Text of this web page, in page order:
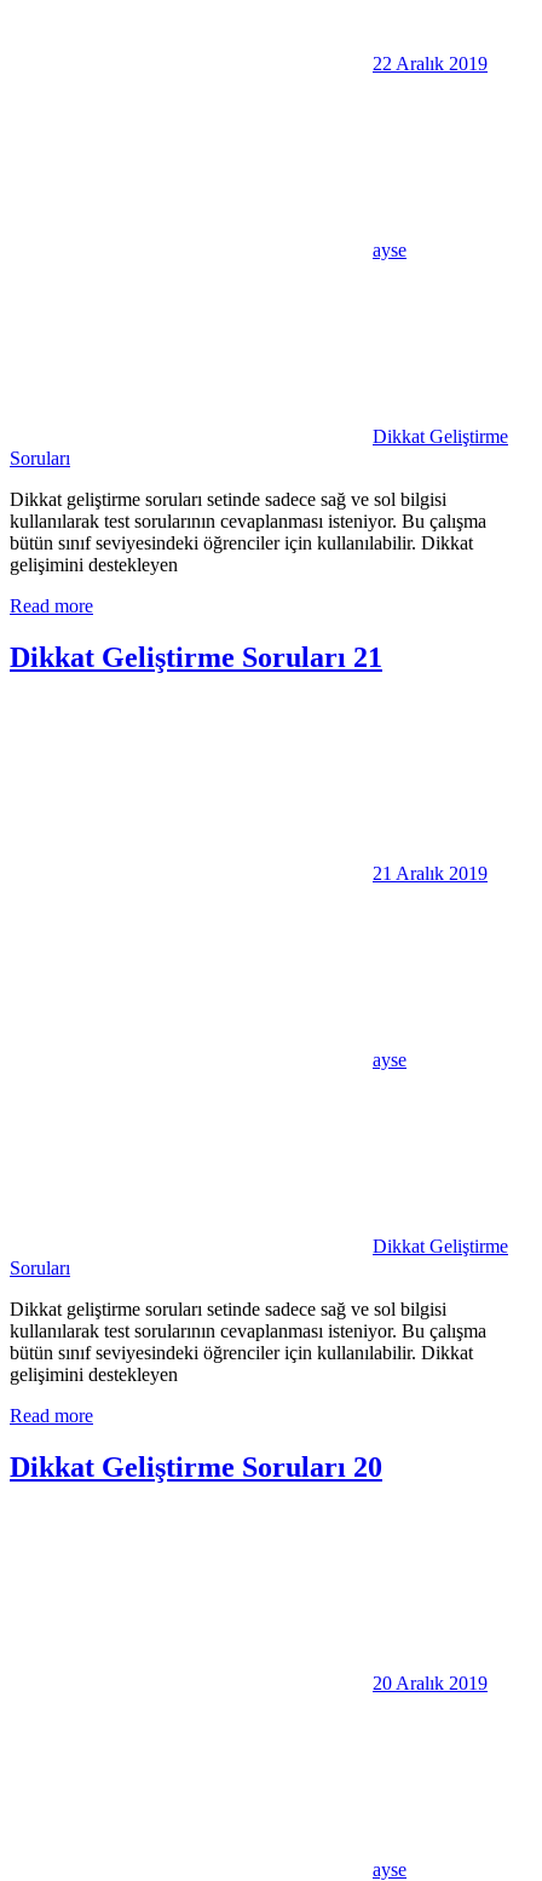
22 Aralık 2019
ayse
Dikkat Geliştirme
Soruları
Dikkat geliştirme soruları setinde sadece sağ ve sol bilgisi
kullanılarak test sorularının cevaplanması isteniyor. Bu çalışma
bütün sınıf seviyesindeki öğrenciler için kullanılabilir. Dikkat
gelişimini destekleyen
Read more
Dikkat Geliştirme Soruları 21
21 Aralık 2019
ayse
Dikkat Geliştirme
Soruları
Dikkat geliştirme soruları setinde sadece sağ ve sol bilgisi
kullanılarak test sorularının cevaplanması isteniyor. Bu çalışma
bütün sınıf seviyesindeki öğrenciler için kullanılabilir. Dikkat
gelişimini destekleyen
Read more
Dikkat Geliştirme Soruları 20
20 Aralık 2019
ayse